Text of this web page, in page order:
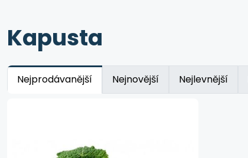
Kapusta
Nejprodávanější Nejnovější Nejlevnější